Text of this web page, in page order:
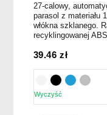
27-calowy,
parasol z materiału
włókna szklanego.
recyklingowanej
39.46zł
Wyczyść